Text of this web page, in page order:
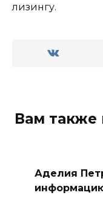
лизингу.
Вам также
Аделия